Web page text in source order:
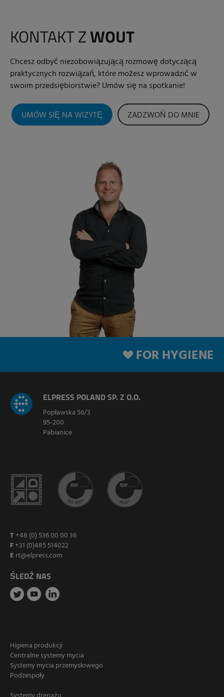
KONTAKT ZWOUT
Chcesz odbyć niezobowiązującą rozmowę dotyczącą
praktycznych rozwiązań, które możesz wprowadzić w
swoim przedsiębiorstwie? Umów się na spotkanie!
UMÓW SIĘ NA WIZYTĘ ZADZWOŃ DO MNIE
FOR HYGIENE
ELPRESS POLAND SP. Z O.O.
Popławska 56/3
95-200
Pabianice
T +48 (0) 536 00 00 36
F+31 (0)485 514022
E rt@elpress.com
ŚLEDŹ NAS
Higiena produkcji
Centralne systemy mycia
Systemy mycia przemysłowego
Podzespoły